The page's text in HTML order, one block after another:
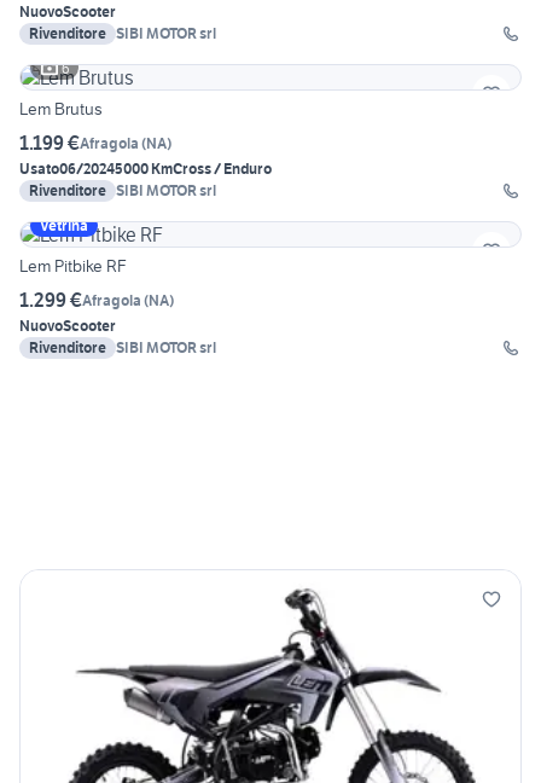
NuovoScooter
Rivenditore SIBI MOTOR srl
6
Lem Brutus
1.199 €Afragola (NA)
Usato06/20245000 KmCross / Enduro
Rivenditore SIBI MOTOR srl
Vetrina
Lem Pitbike RF
1.299 €Afragola (NA)
NuovoScooter
Rivenditore SIBI MOTOR srl